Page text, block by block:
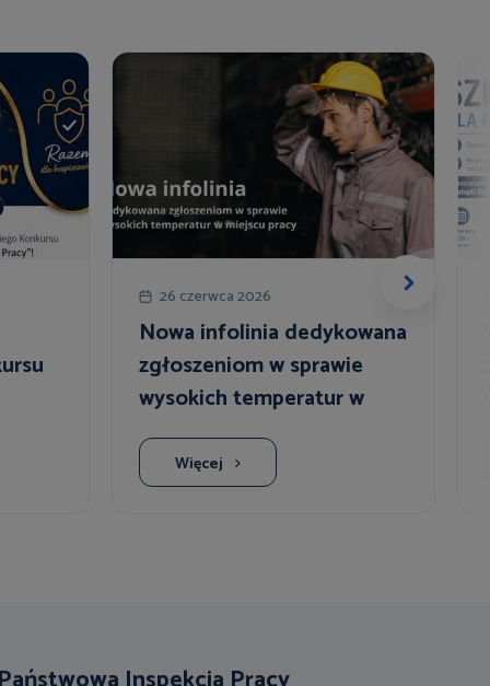
26 czerwca 2026
Nowa infolinia dedykowana
zgłoszeniom w sprawie
wysokich temperatur w
miejscu pracy
Więcej